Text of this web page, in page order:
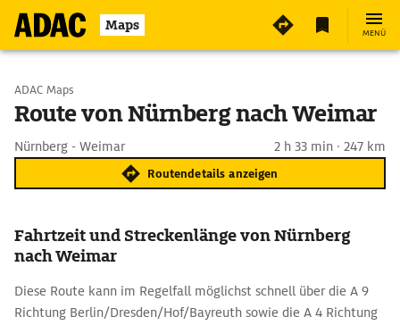
Maps MENÜ
Start wählen
ADAC Maps
Route von Nürnberg nach Weimar
Nürnberg - Weimar 2 h 33 min · 247 km
Routendetails anzeigen
Fahrtzeit und Streckenlänge von Nürnberg
nach Weimar
Diese Route kann im Regelfall möglichst schnell über die A 9
Richtung Berlin/Dresden/Hof/Bayreuth sowie die A 4 Richtung